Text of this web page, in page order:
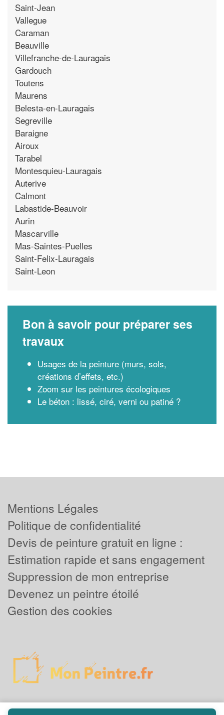
Saint-Jean
Vallegue
Caraman
Beauville
Villefranche-de-Lauragais
Gardouch
Toutens
Maurens
Belesta-en-Lauragais
Segreville
Baraigne
Airoux
Tarabel
Montesquieu-Lauragais
Auterive
Calmont
Labastide-Beauvoir
Aurin
Mascarville
Mas-Saintes-Puelles
Saint-Felix-Lauragais
Saint-Leon
Bon à savoir pour préparer ses
travaux
Usages de la peinture (murs, sols,
créations d’effets, etc.)
Zoom sur les peintures écologiques
Le béton : lissé, ciré, verni ou patiné ?
Mentions Légales
Politique de confidentialité
Devis de peinture gratuit en ligne :
Estimation rapide et sans engagement
Suppression de mon entreprise
Devenez un peintre étoilé
Gestion des cookies